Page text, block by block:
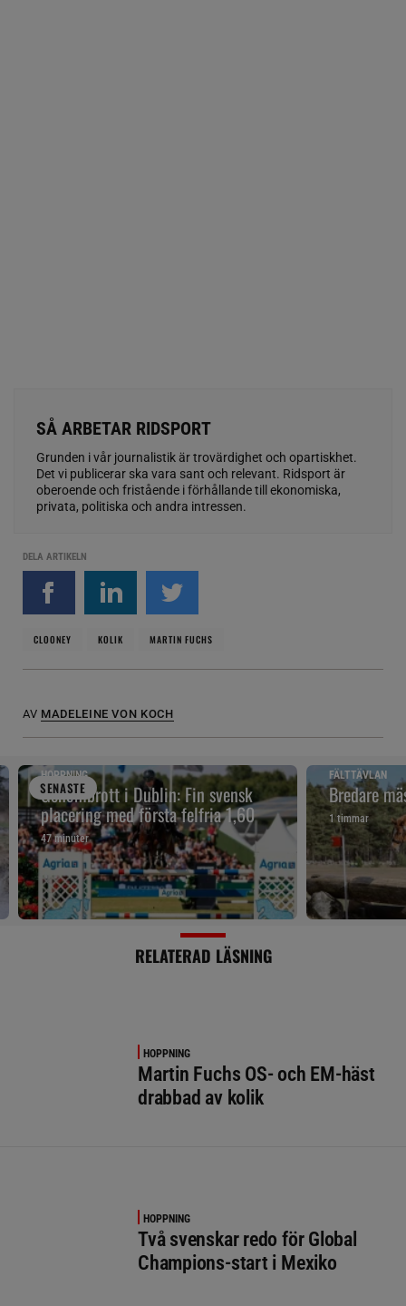
SÅ ARBETAR RIDSPORT
Grunden i vår journalistik är trovärdighet och opartiskhet.
Det vi publicerar ska vara sant och relevant. Ridsport är
oberoende och fristående i förhållande till ekonomiska,
privata, politiska och andra intressen.
DELA ARTIKELN
CLOONEY KOLIK MARTIN FUCHS
AV MADELEINE VON KOCH
SENASTE
HOPPNING
Genombrott i Dublin: Fin svensk
placering med första felfria 1,60
47 minuter
FÄLTTÄVLAN
Bredare
1 timmar
RELATERAD LÄSNING
HOPPNING
Martin Fuchs OS- och EM-häst
drabbad av kolik
HOPPNING
Två svenskar redo för Global
Champions-start i Mexiko